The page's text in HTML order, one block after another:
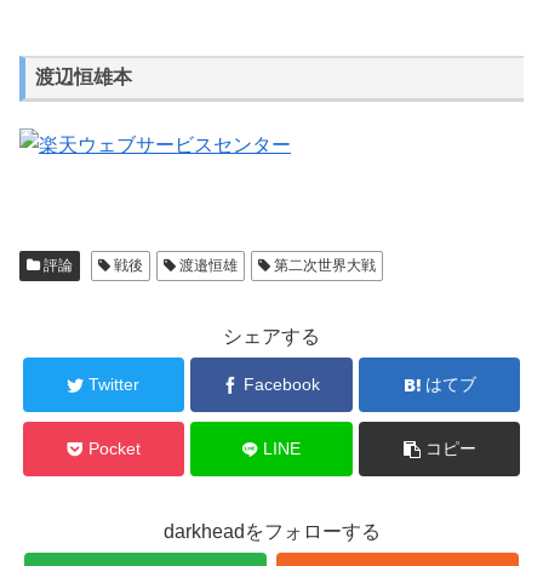
渡辺恒雄本
評論 戦後 渡邉恒雄 第二次世界大戦
シェアする
Twitter Facebook はてブ
Pocket LINE コピー
darkheadをフォローする